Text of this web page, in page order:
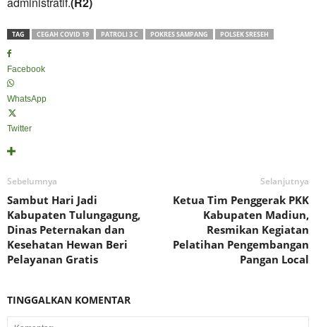
TAG CEGAH COVID 19 PATROLI 3 C POKRES SAMPANG POLSEK SRESEH
Facebook
WhatsApp
Twitter
Sebelumnya
Sambut Hari Jadi
Kabupaten Tulungagung,
Dinas Peternakan dan
Kesehatan Hewan Beri
Pelayanan Gratis
Selanjutnya
Ketua Tim Penggerak PKK
Kabupaten Madiun,
Resmikan Kegiatan
Pelatihan Pengembangan
Pangan Local
TINGGALKAN KOMENTAR